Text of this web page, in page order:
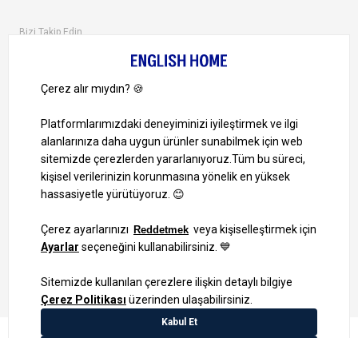
Bizi Takip Edin
1000 TL ve Üzeri Alışverişlerinizde Kargo Bedava!
Bilgi Toplum Hizmetleri
KVKK Veri İşleme Politikamız
Site Haritası